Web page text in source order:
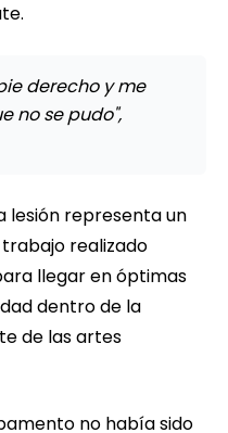
derecho y me
no se pudo",
lesión representa un
realizado
llegar en óptimas
dentro de la
de las artes
no había sido